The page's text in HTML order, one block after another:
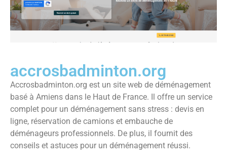
accrosbadminton.org
Accrosbadminton.org est un site web de déménagement
basé à Amiens dans le Haut de France. Il offre un service
complet pour un déménagement sans stress : devis en
ligne, réservation de camions et embauche de
déménageurs professionnels. De plus, il fournit des
conseils et astuces pour un déménagement réussi.